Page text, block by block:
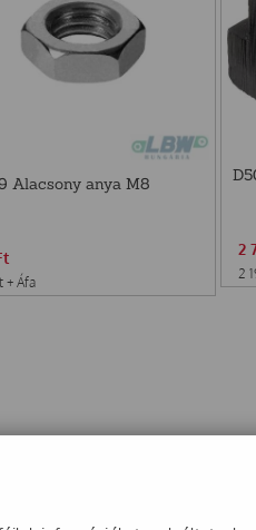
Alacsony anya M8
+ Áfa
2
2